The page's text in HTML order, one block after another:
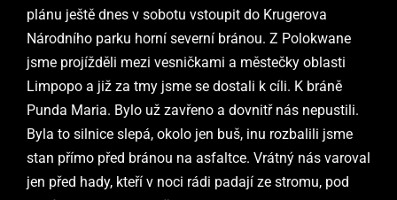
plánu ještě dnes v sobotu vstoupit do Krugerova
Národního parku horní severní bránou. Z Polokwane
jsme projížděli mezi vesničkami a městečky oblasti
Limpopo a již za tmy jsme se dostali k cíli. K bráně
Punda Maria. Bylo už zavřeno a dovnitř nás nepustili.
Byla to silnice slepá, okolo jen buš, inu rozbalili jsme
stan přímo před bránou na asfaltce. Vrátný nás varoval
jen před hady, kteří v noci rádi padají ze stromu, pod